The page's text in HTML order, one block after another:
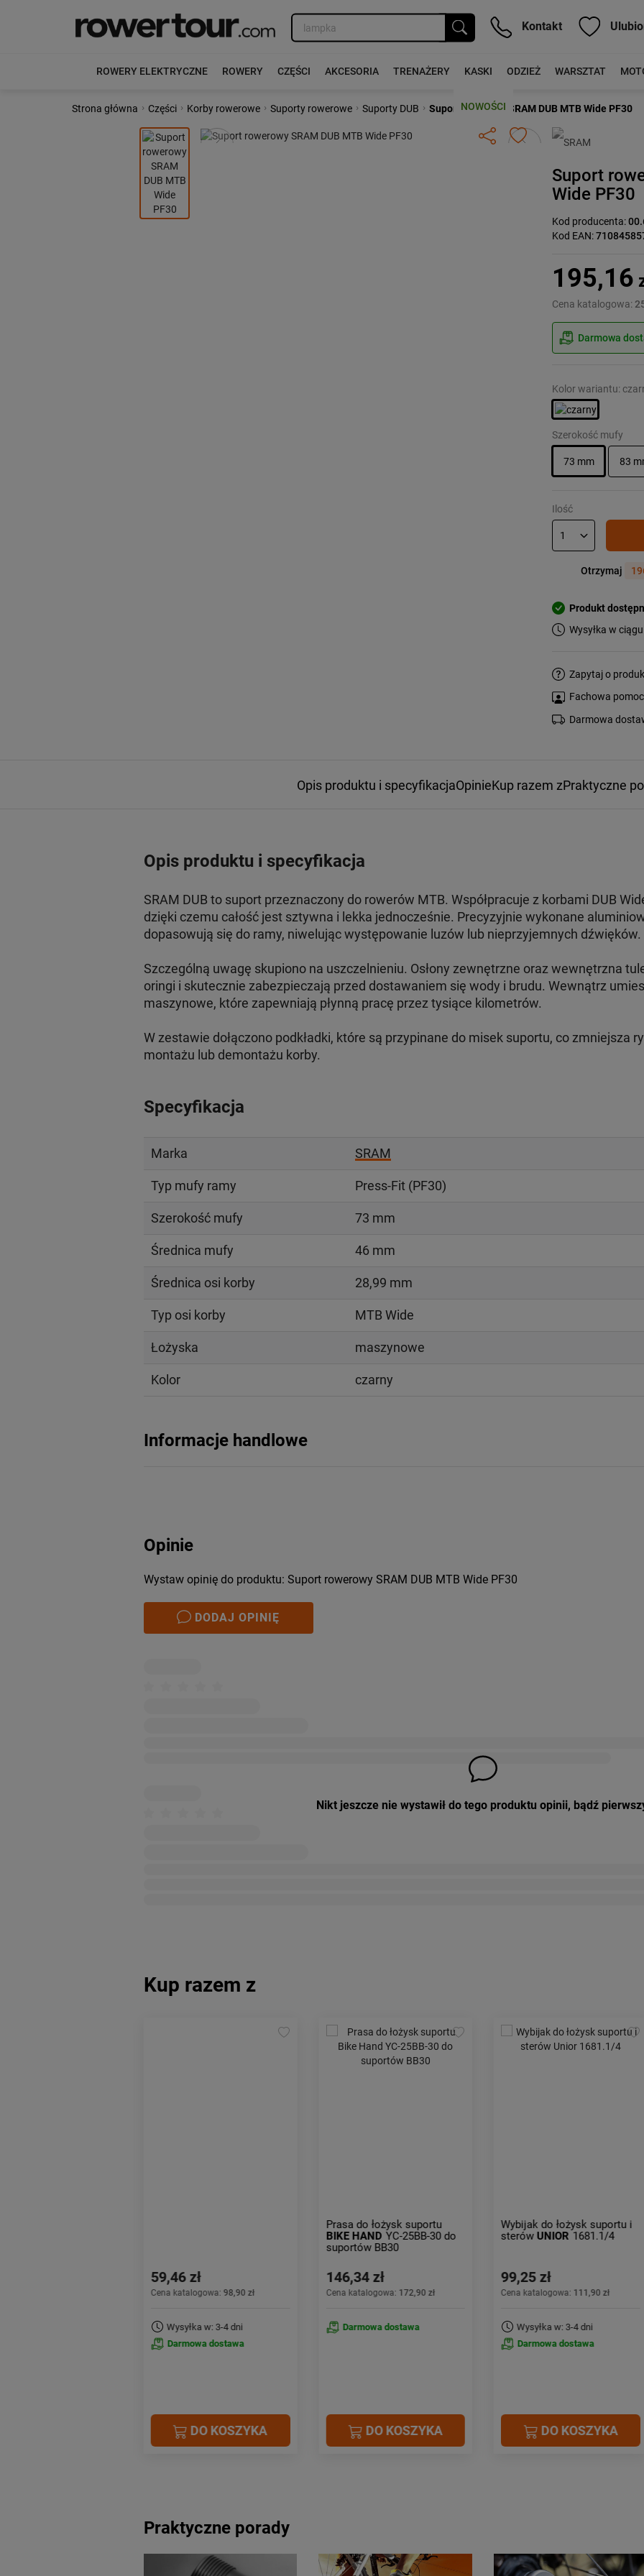
Kontakt
ROWERY ELEKTRYCZNE ROWERY CZĘŚCI AKCESORIA TRENAŻERY KASKI ODZIEŻ WARSZTAT
NOWOŚCI
Strona główna › Części › Korby rowerowe › Suporty rowerowe › Suporty DUB › Suport rowerowy SRAM DUB MTB Wide PF30
Poprzedni Następny
Suport
Wide PF30
Kod producenta:
Kod EAN:
195,16
Cena katalogowa:
Darmowa
Kolor wariantu:
Szerokość mufy
73 mm 83
Ilość
Otrzymaj
Produkt
Wysyłka w
Zapytaj o
Fachowa
Darmowa
Opis produktu i specyfikacjaOpinieKup razem zPraktyczne
Opis produktu i specyfikacja
SRAM DUB to suport przeznaczony do rowerów MTB. Współpracuje z korbami DUB
dzięki czemu całość jest sztywna i lekka jednocześnie. Precyzyjnie wykonane
dopasowują się do ramy, niwelując występowanie luzów lub nieprzyjemnych dźwięków.
Szczególną uwagę skupiono na uszczelnieniu. Osłony zewnętrzne oraz wewnętrzna
oringi i skutecznie zabezpieczają przed dostawaniem się wody i brudu. Wewnątrz
maszynowe, które zapewniają płynną pracę przez tysiące kilometrów.
W zestawie dołączono podkładki, które są przypinane do misek suportu, co zmniejsza
montażu lub demontażu korby.
Specyfikacja
Marka SRAM
Typ mufy ramy Press-Fit (PF30)
Szerokość mufy 73 mm
Średnica mufy 46 mm
Średnica osi korby 28,99 mm
Typ osi korby MTB Wide
Łożyska maszynowe
Kolor czarny
Informacje handlowe
Opinie
Wystaw opinię do produktu: Suport rowerowy SRAM DUB MTB Wide PF30
DODAJ OPINIĘ
Nikt jeszcze nie wystawił do tego produktu opinii, bądź
Kup razem z
146,34 zł
Cena katalogowa: 172,90 zł
Darmowa dostawa
DO KOSZYKA
Wybijak do łożysk suportu i
sterówUNIOR 1681.1/4
99,25 zł
Cena katalogowa: 111,90 zł
Wysyłka w: 3-4 dni
DO KOSZYKA
Wybijak do łożysk suportu i
sterów PARK TOOL RT-1
159,16 zł
Cena katalogowa: 235,90 zł
Wysyłka w: 2-3 dni
Darmowa dostawa
DO KOSZYKA
Praktyczne porady